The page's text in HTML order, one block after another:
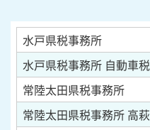
水戸県税事務所
水戸県税事務所 自動車
常陸太田県税事務所
常陸太田県税事務所 高